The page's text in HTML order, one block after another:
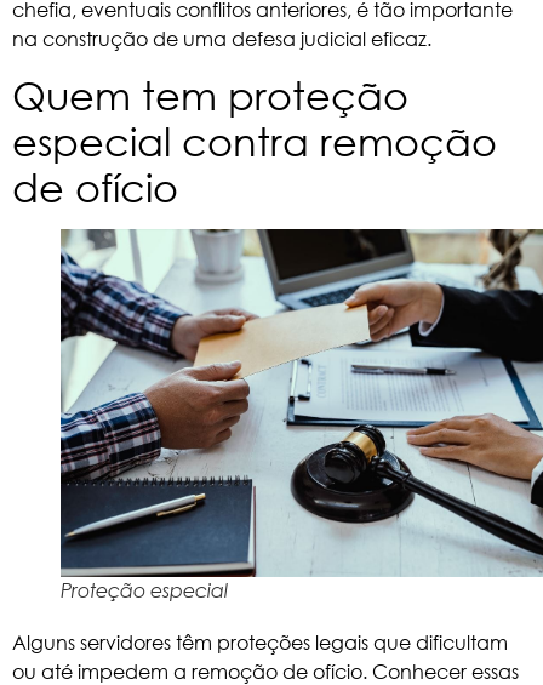
chefia, eventuais conflitos anteriores, é tão importante
na construção de uma defesa judicial eficaz.
Quem tem proteção
especial contra remoção
de ofício
Proteção especial
Alguns servidores têm proteções legais que dificultam
ou até impedem a remoção de ofício. Conhecer essas